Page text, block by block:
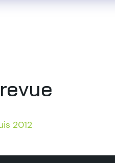
2012